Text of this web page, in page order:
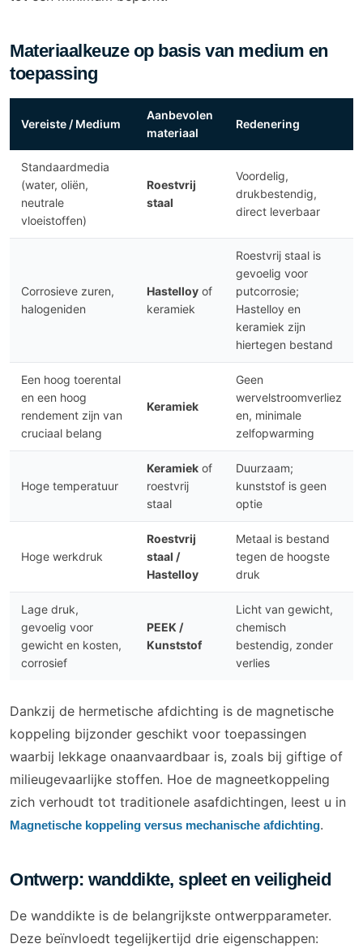
Materiaalkeuze op basis van medium en
toepassing
Vereiste / Medium
Aanbevolen
materiaal
Redenering
Standaardmedia
(water, oliën,
neutrale
vloeistoffen)
Roestvrij
staal
Voordelig,
drukbestendig,
direct leverbaar
Corrosieve zuren,
halogeniden
Hastelloy of
keramiek
Roestvrij staal is
gevoelig voor
putcorrosie;
Hastelloy en
keramiek zijn
hiertegen bestand
Een hoog toerental
en een hoog
rendement zijn van
cruciaal belang
Keramiek
Geen
wervelstroomverliez
en, minimale
zelfopwarming
Hoge temperatuur
Keramiek of
roestvrij
staal
Duurzaam;
kunststof is geen
optie
Hoge werkdruk
Roestvrij
staal /
Hastelloy
Metaal is bestand
tegen de hoogste
druk
Lage druk,
gevoelig voor
gewicht en kosten,
corrosief
PEEK /
Kunststof
Licht van gewicht,
chemisch
bestendig, zonder
verlies
Dankzij de hermetische afdichting is de magnetische
koppeling bijzonder geschikt voor toepassingen
waarbij lekkage onaanvaardbaar is, zoals bij giftige of
milieugevaarlijke stoffen. Hoe de magneetkoppeling
zich verhoudt tot traditionele asafdichtingen, leest u in
Magnetische koppeling versus mechanische afdichting.
Ontwerp: wanddikte, spleet en veiligheid
De wanddikte is de belangrijkste ontwerpparameter.
Deze beïnvloedt tegelijkertijd drie eigenschappen: